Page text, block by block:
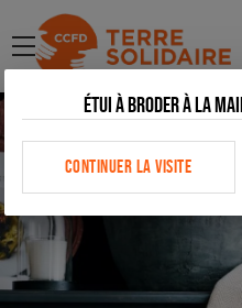
menu
Étui à broder à la
CONTINUER LA VISITE